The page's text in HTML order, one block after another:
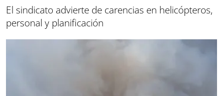
El sindicato advierte de carencias en helicópteros,
personal y planificación